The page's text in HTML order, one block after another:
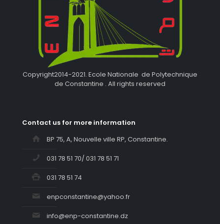
Copyright2014-2021. Ecole Nationale de Polytechnique
de Constantine . All rights reserved
Contact us for more information
BP 75, A, Nouvelle ville RP, Constantine.
031 78 51 70/ 031 78 51 71
031 78 51 74
enpconstantine@yahoo.fr
info@enp-constantine.dz